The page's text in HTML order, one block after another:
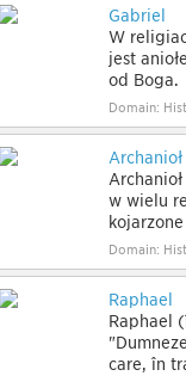
Gabriel
W
jest
od Boga.
Domain:
Archanioł
w wielu
Domain:
Raphael
Raphael
care, în